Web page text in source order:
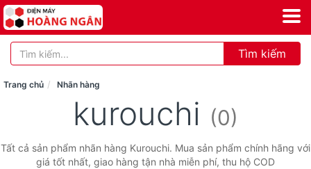
Tìm kiếm
Trang chủ Nhãn hàng
kurouchi (0)
Tất cả sản phẩm nhãn hàng Kurouchi. Mua sản phẩm chính hãng với
giá tốt nhất, giao hàng tận nhà miễn phí, thu hộ COD